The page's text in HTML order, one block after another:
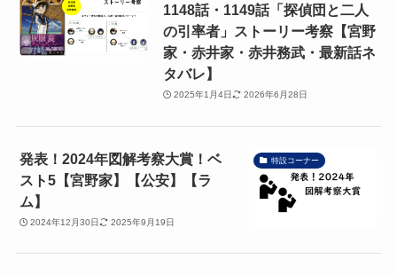
1148話・1149話「探偵団と二人
の引率者」ストーリー考察【宮野
家・赤井家・赤井務武・最新話ネ
タバレ】
2025年1月4日 2026年6月28日
特設コーナー
発表！2024年図解考察大賞！ベ
スト5【宮野家】【公安】【ラ
ム】
2024年12月30日 2025年9月19日